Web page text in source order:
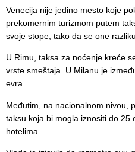
Venecija nije jedino mesto koje
prekomernim turizmom putem
svoje stope, tako da se one
U Rimu, taksa za noćenje kreće
vrste smeštaja. U Milanu je
evra.
Međutim, na nacionalnom nivou,
taksu koja bi mogla iznositi do 25
hotelima.